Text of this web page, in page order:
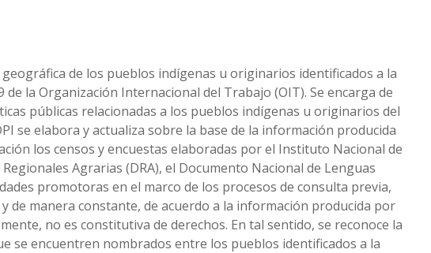
de los pueblos indígenas u originarios identificados a la
la Organización Internacional del Trabajo (OIT). Se encarga de
públicas relacionadas a los pueblos indígenas u originarios del
se elabora y actualiza sobre la base de la información producida
los censos y encuestas elaboradas por el Instituto Nacional de
Agrarias (DRA), el Documento Nacional de Lenguas
promotoras en el marco de los procesos de consulta previa,
manera constante, de acuerdo a la información producida por
no es constitutiva de derechos. En tal sentido, se reconoce la
se encuentren nombrados entre los pueblos identificados a la